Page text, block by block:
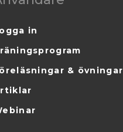
in
& övningar